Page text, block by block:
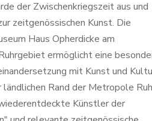
der Zwischenkriegszeit aus und
zeitgenössischen Kunst. Die
Haus Opherdicke am
ermöglicht eine
mit Kunst und
Rand der Metropole
Künstler der